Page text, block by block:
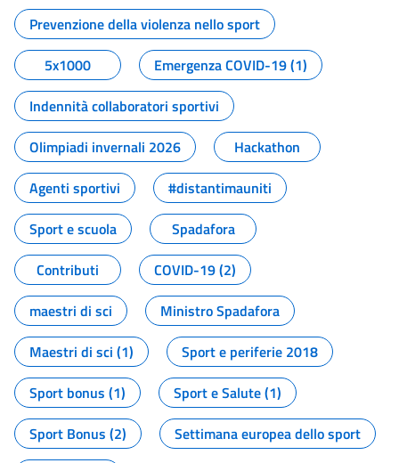
Tutti i contenuti della pagina
Prevenzione della violenza nello sport
5x1000
Emergenza COVID-19 (1)
Indennità collaboratori sportivi
Olimpiadi invernali 2026
Hackathon
Agenti sportivi
#distantimauniti
Sport e scuola
Spadafora
Contributi
COVID-19 (2)
maestri di sci
Ministro Spadafora
Maestri di sci (1)
Sport e periferie 2018
Sport bonus (1)
Sport e Salute (1)
Sport Bonus (2)
Settimana europea dello sport